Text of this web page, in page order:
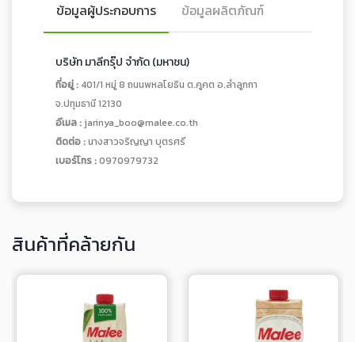
ข้อมูลผู้ประกอบการ ข้อมูลผลิตภัณฑ์
บริษัท มาลีกรุ๊ป จำกัด (มหาชน)
ที่อยู่ :401/1 หมู่ 8 ถนนพหลโยธิน ต.คูคต อ.ลำลูกกา
จ.ปทุมธานี 12130
อีเมล : jarinya_boo@malee.co.th
ติดต่อ :นางสาวจริญญา บุตรศรี
เบอร์โทร :0970979732
สินค้าที่คล้ายกัน